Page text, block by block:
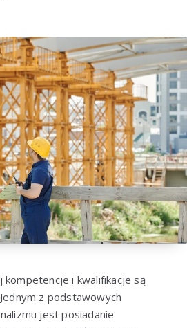
kompetencje i kwalifikacje są
z podstawowych
jest posiadanie